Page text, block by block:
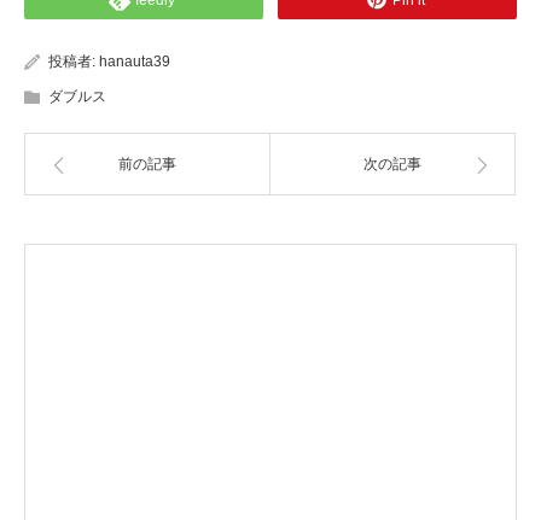
投稿者: hanauta39
ダブルス
前の記事 次の記事